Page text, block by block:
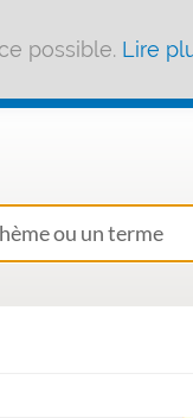
possible. Lire